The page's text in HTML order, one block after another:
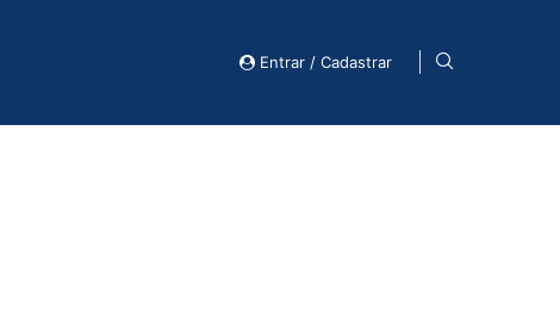
Entrar / Cadastrar